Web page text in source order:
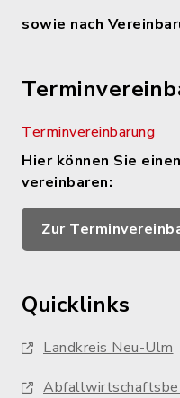
sowie nach
Terminvereinbarung
Hier können Sie
vereinbaren:
Zur
Quicklinks
Landkreis Neu-Ulm